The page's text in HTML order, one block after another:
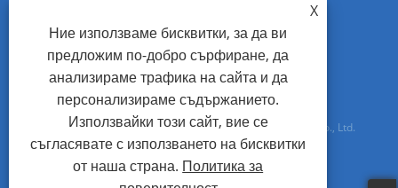
Авторско право © 2021 Foshan Blueway Electric Appliances Co., Ltd.
X
Ние използваме бисквитки, за да ви
предложим по-добро сърфиране, да
анализираме трафика на сайта и да
персонализираме съдържанието.
Използвайки този сайт, вие се
съгласявате с използването на бисквитки
от наша страна. Политика за